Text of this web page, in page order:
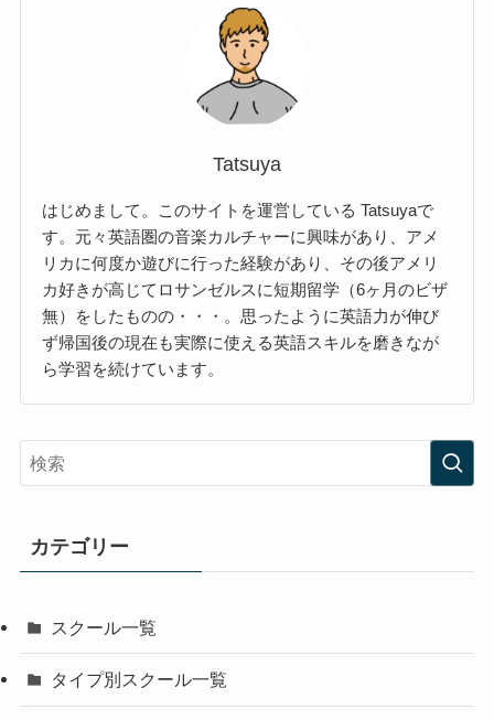
Tatsuya
はじめまして。このサイトを運営している Tatsuyaで
す。元々英語圏の音楽カルチャーに興味があり、アメ
リカに何度か遊びに行った経験があり、その後アメリ
カ好きが高じてロサンゼルスに短期留学（6ヶ月のビザ
無）をしたものの・・・。思ったように英語力が伸び
ず帰国後の現在も実際に使える英語スキルを磨きなが
ら学習を続けています。
カテゴリー
スクール一覧
タイプ別スクール一覧